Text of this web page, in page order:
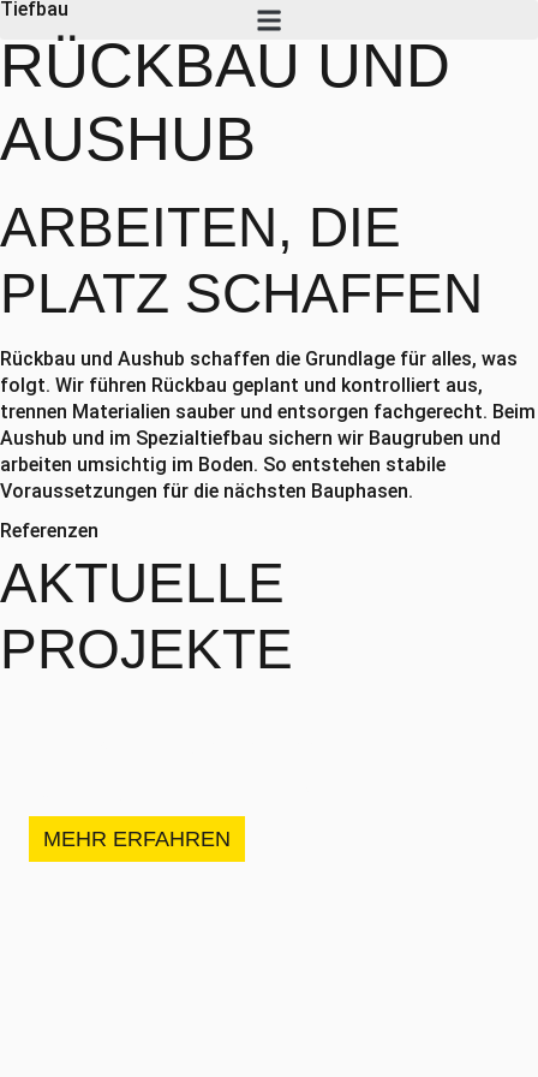
Tiefbau
RÜCKBAU UND
AUSHUB
ARBEITEN, DIE
PLATZ SCHAFFEN
Rückbau und Aushub schaffen die Grundlage für alles, was
folgt. Wir führen Rückbau geplant und kontrolliert aus,
trennen Materialien sauber und entsorgen fachgerecht. Beim
Aushub und im Spezialtiefbau sichern wir Baugruben und
arbeiten umsichtig im Boden. So entstehen stabile
Voraussetzungen für die nächsten Bauphasen.
Referenzen
AKTUELLE
PROJEKTE
MEHR ERFAHREN